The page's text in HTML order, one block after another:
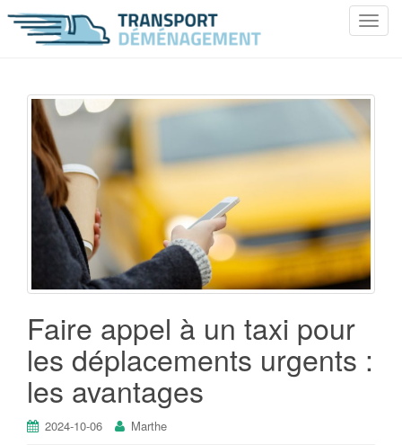
T
e
n
v
i
g
t
i
Faire appel à un taxi pour
les déplacements urgents :
les avantages
2024-10-06 Marthe